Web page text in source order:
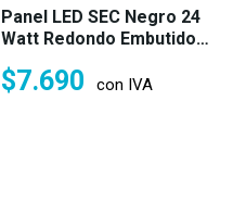
Panel LED SEC Negro 24
Watt Redondo Embutido
(200w)
$7.690 con IVA